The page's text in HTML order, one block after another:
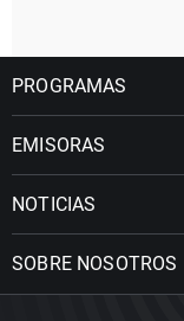
PROGRAMAS
EMISORAS
NOTICIAS
SOBRE NOSOTROS